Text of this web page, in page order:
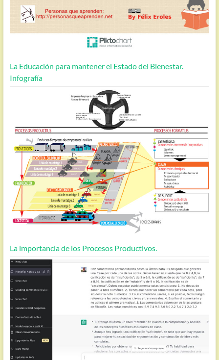
La Educación para mantener el Estado del Bienestar.
Infografía
La importancia de los Procesos Productivos.